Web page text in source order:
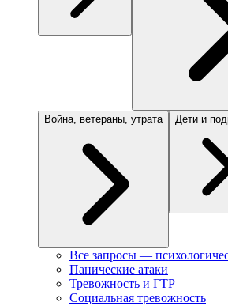
Война, ветераны, утрата Дети и
Все запросы —
Панические атаки
Тревожность и ГТР
Социальная тревожность